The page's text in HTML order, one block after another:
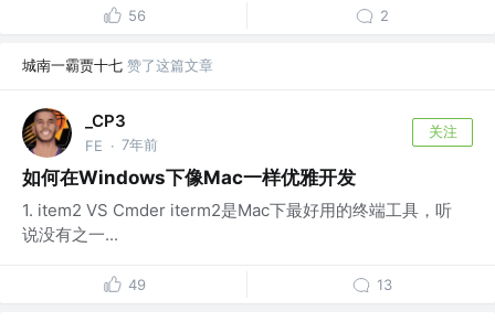
56 2
城南一霸贾十七 赞了这篇文章
_CP3
FE · 7年前
关注
如何在Windows下像Mac一样优雅开发
1. item2 VS Cmder iterm2是Mac下最好用的终端工具，听
说没有之一...
49 13